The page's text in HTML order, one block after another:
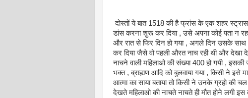
दोस्तों ये बात 1518 की है फ्रांस के एक शहर
डांस करना शुरू कर दिया , उसे अपना कोई पता न
और रात से फिर दिन हो गया , अगले दिन उसके
कर दिया जैसे वो पहली औरत नाच रही थी और देखा
नाचने वाली महिलाओ की संख्या 400 हो गयी ,
भक्त , ब्राह्मण आदि को बुलवाया गया , किसी ने इसे
आत्मा का साया बताया तो किसी ने उनके ग्रहो की
देखते महिलाओ की नाचते नाचते ही मौत होने लगी